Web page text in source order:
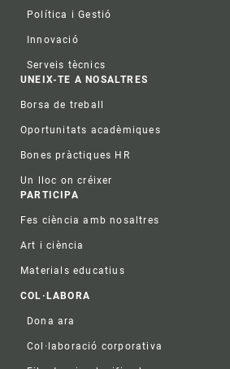
Política i Gestió
Innovació
Serveis tècnics
UNEIX-TE A NOSALTRES
Borsa de treball
Oportunitats acadèmiques
Bones pràctiques HR
Un lloc on créixer
PARTICIPA
Fes ciència amb nosaltres
Art i ciència
Materials educatius
COL·LABORA
Dona ara
Col·laboració corporativa